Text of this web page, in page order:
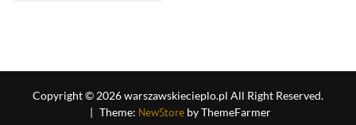
Copyright © 2026 warszawskiecieplo.pl All Right Reserved.
| Theme: NewStoreby ThemeFarmer